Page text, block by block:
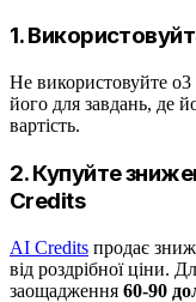
1.
Не використовуйте o3
його для завдань, де
вартість.
2. Купуйте
Credits
AI Credits продає
від роздрібної ціни.
заощадження 60-90